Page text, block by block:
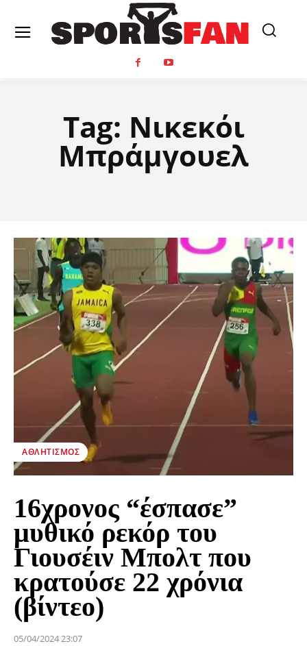
Tag: Νικεκόι
Μπράμγουελ
ΑΘΛΗΤΙΣΜΌΣ
16χρονος “έσπασε”
μυθικό ρεκόρ του
Γιουσέιν Μπολτ που
κρατούσε 22 χρόνια
(βίντεο)
05/04/2024 23:07